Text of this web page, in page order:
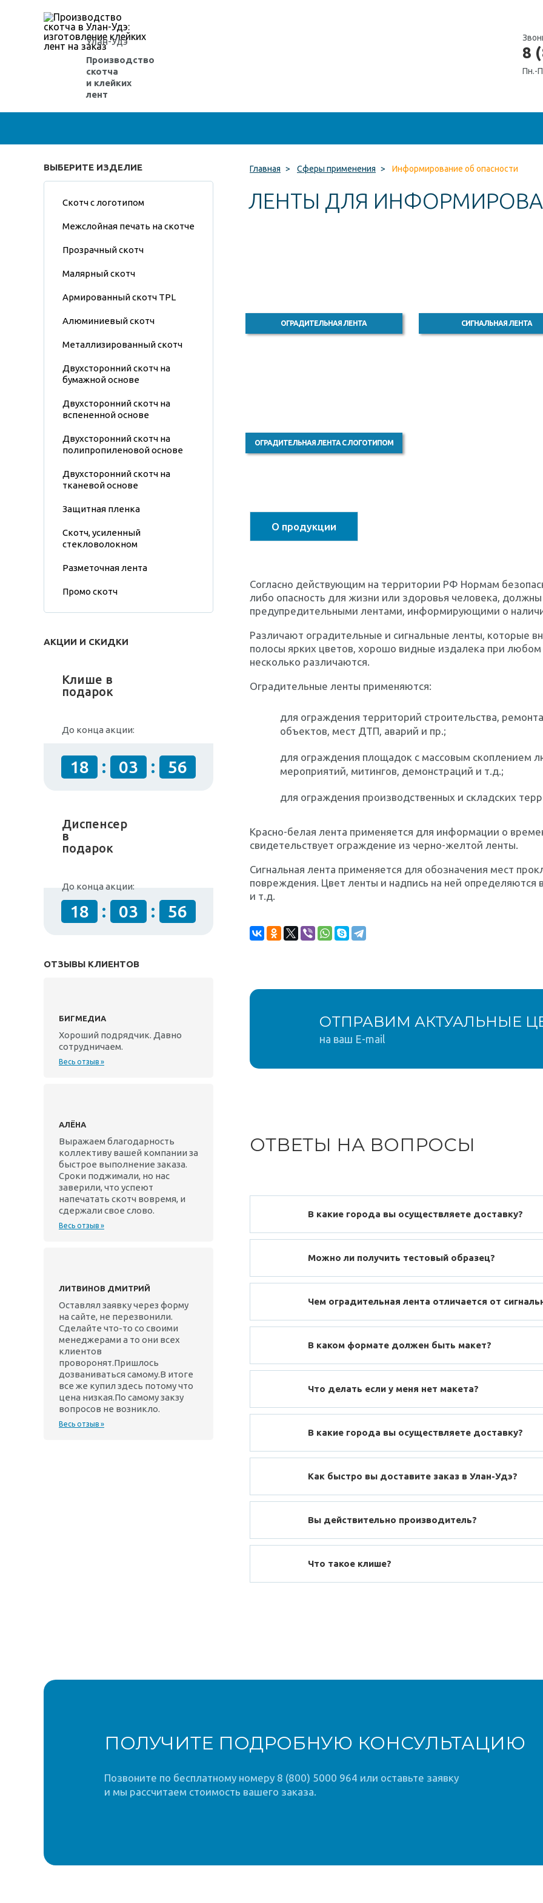
Улан-Удэ
Производство
скотча
и клейких
лент
8
Пн.-
ВЫБЕРИТЕ ИЗДЕЛИЕ
Скотч с логотипом
Межслойная печать на скотче
Прозрачный скотч
Малярный скотч
Армированный скотч TPL
Алюминиевый скотч
Металлизированный скотч
Двухсторонний скотч на
бумажной основе
Двухсторонний скотч на
вспененной основе
Двухсторонний скотч на
полипропиленовой основе
Двухсторонний скотч на
тканевой основе
Защитная пленка
Скотч, усиленный
стекловолокном
Разметочная лента
Промо скотч
АКЦИИ И СКИДКИ
Клише в
подарок
До конца акции:
18 : 03 : 55
Диспенсер
в
подарок
До конца акции:
18 : 03 : 55
ОТЗЫВЫ КЛИЕНТОВ
БИГМЕДИА
Хороший подрядчик. Давно
сотрудничаем.
Весь отзыв »
АЛЁНА
Выражаем благодарность
коллективу вашей компании за
быстрое выполнение заказа.
Сроки поджимали, но нас
заверили, что успеют
напечатать скотч вовремя, и
сдержали свое слово.
Весь отзыв »
ЛИТВИНОВ ДМИТРИЙ
Оставлял заявку через форму
на сайте, не перезвонили.
Сделайте что-то со своими
менеджерами а то они всех
клиентов
проворонят.Пришлось
дозваниваться самому.В итоге
все же купил здесь потому что
цена низкая.По самому закзу
вопросов не возникло.
Весь отзыв »
Главная > Сферы применения > Информирование об опасности
ЛЕНТЫ ДЛЯ
ОГРАДИТЕЛЬНАЯ ЛЕНТА СИГНАЛЬНАЯ ЛЕНТА
ОГРАДИТЕЛЬНАЯ ЛЕНТА С ЛОГОТИПОМ
О продукции
Согласно действующим на территории РФ Нормам
либо опасность для жизни или здоровья человека,
предупредительными лентами, информирующими о
Различают оградительные и сигнальные ленты, которые
полосы ярких цветов, хорошо видные издалека при
несколько различаются.
Оградительные ленты применяются:
для ограждения территорий строительства,
объектов, мест ДТП, аварий и пр.;
для ограждения площадок с массовым скоплением
мероприятий, митингов, демонстраций и т.д.;
для ограждения производственных и складских
Красно-белая лента применяется для информации о
свидетельствует ограждение из черно-желтой ленты.
Сигнальная лента применяется для обозначения мест
повреждения. Цвет ленты и надпись на ней
и т.д.
ОТПРАВИМ АКТУАЛЬНЫЕ
на ваш E-mail
ОТВЕТЫ НА ВОПРОСЫ
В какие города вы осуществляете доставку?
Можно ли получить тестовый образец?
Чем оградительная лента отличается от
В каком формате должен быть макет?
Что делать если у меня нет макета?
В какие города вы осуществляете доставку?
Как быстро вы доставите заказ в Улан-Удэ?
Вы действительно производитель?
Что такое клише?
ПОЛУЧИТЕ ПОДРОБНУЮ КОНСУЛЬТАЦИЮ
Позвоните по бесплатному номеру 8 (800) 5000 964 или оставьте заявку
и мы рассчитаем стоимость вашего заказа.